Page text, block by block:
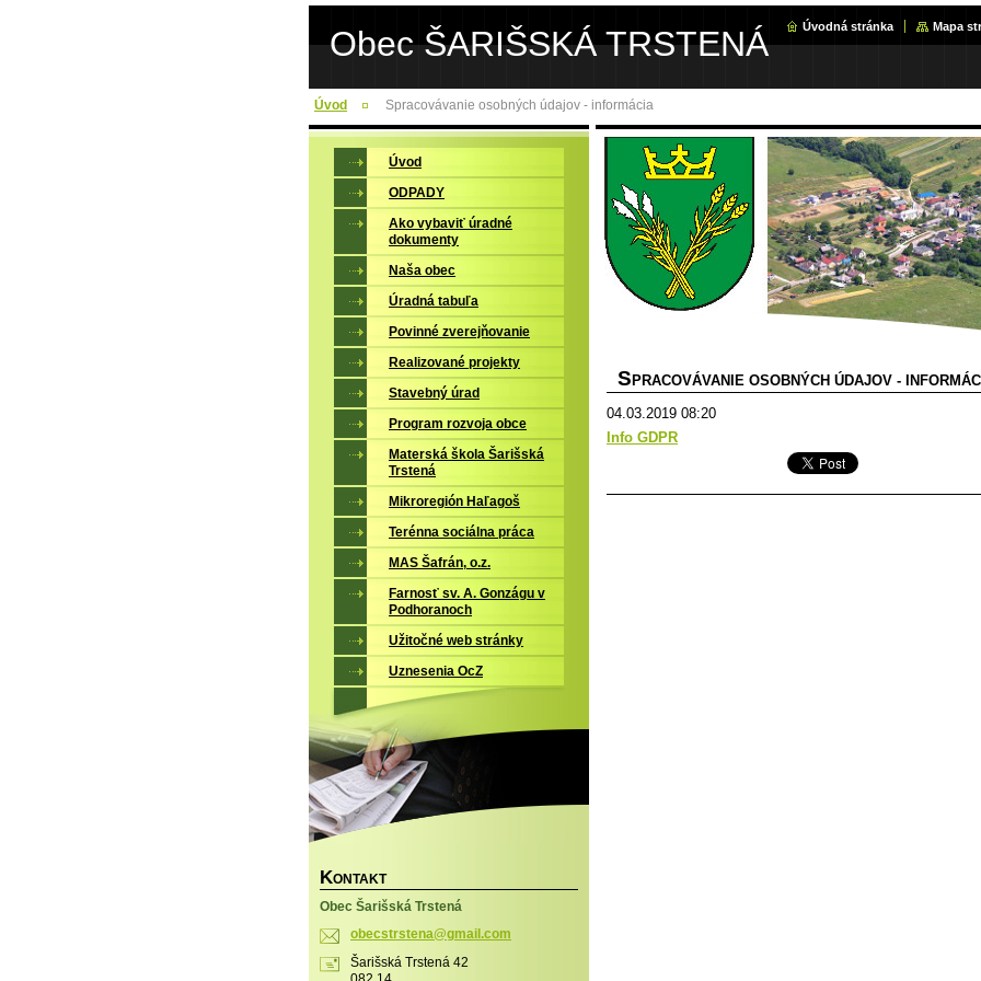
Obec ŠARIŠSKÁ TRSTENÁ Úvodná stránka Mapa
Úvod Spracovávanie osobných údajov - informácia
S PRACOVÁVANIE OSOBNÝCH ÚDAJOV -
04.03.2019 08:20
Info GDPR
Úvod
ODPADY
Ako vybaviť úradné
dokumenty
Naša obec
Úradná tabuľa
Povinné zverejňovanie
Realizované projekty
Stavebný úrad
Program rozvoja obce
Materská škola Šarišská
Trstená
Mikroregión Haľagoš
Terénna sociálna práca
MAS Šafrán, o.z.
Farnosť sv. A. Gonzágu v
Podhoranoch
Užitočné web stránky
Uznesenia OcZ
KONTAKT
Obec Šarišská Trstená
obecstrstena@gmail.com
Šarišská Trstená 42